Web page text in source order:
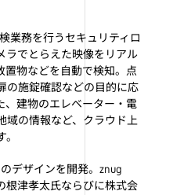
業務を行うセキュリティロ
ラでとらえた映像をリアル
置物などを自動で検知。点
の施錠確認などの目的に応
、建物のエレベーター・電
域の情報など、クラウド上
のデザインを開発。znug
根津孝太氏ならびに株式会